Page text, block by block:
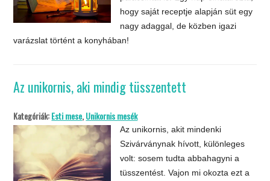
hogy saját receptje alapján süt egy
nagy adaggal, de közben igazi
varázslat történt a konyhában!
Az unikornis, aki mindig tüsszentett
Kategóriák:Esti mese,Unikornis mesék
Az unikornis, akit mindenki
Szivárványnak hívott, különleges
volt: sosem tudta abbahagyni a
tüsszentést. Vajon mi okozta ezt a